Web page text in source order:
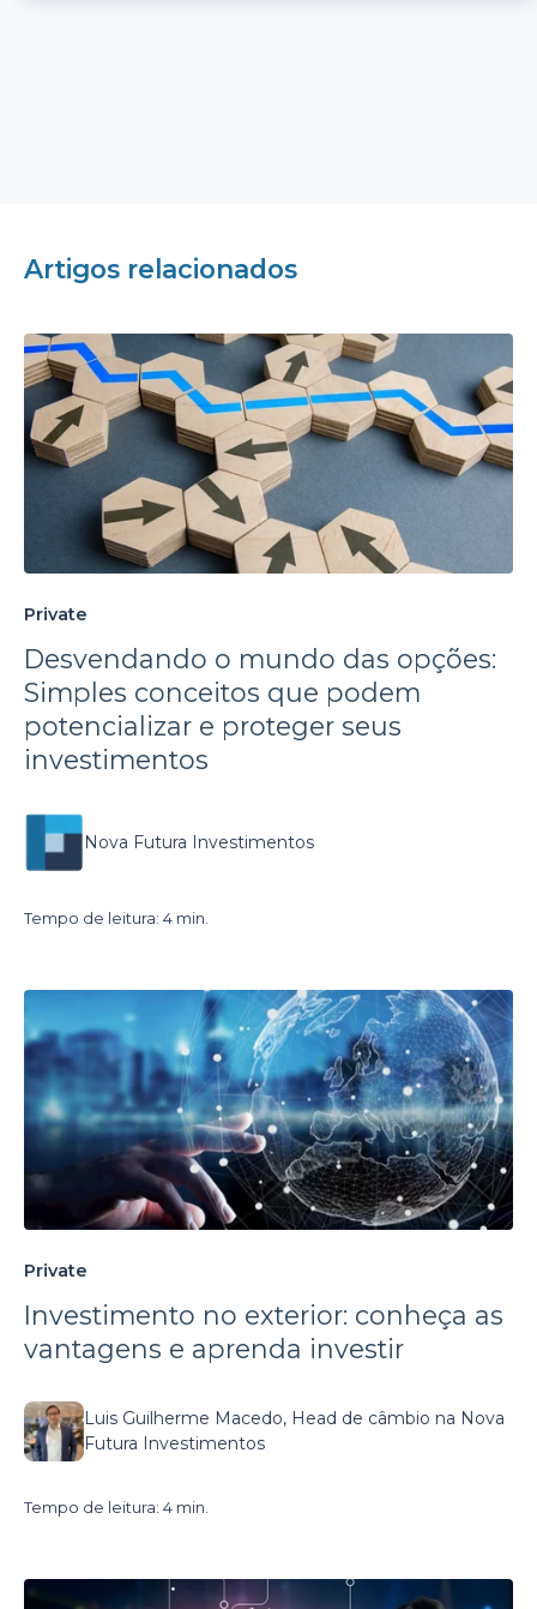
Artigos relacionados
Private
Desvendando o mundo das opções:
Simples conceitos que podem
potencializar e proteger seus
investimentos
Nova Futura Investimentos
Tempo de leitura: 4 min.
Private
Investimento no exterior: conheça as
vantagens e aprenda investir
Luis Guilherme Macedo, Head de câmbio na Nova
Futura Investimentos
Tempo de leitura: 4 min.